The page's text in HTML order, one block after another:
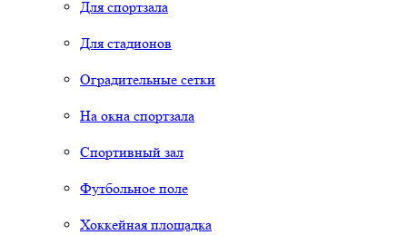
Для спортзала
Для стадионов
Оградительные сетки
На окна спортзала
Спортивный зал
Футбольное поле
Хоккейная площадка